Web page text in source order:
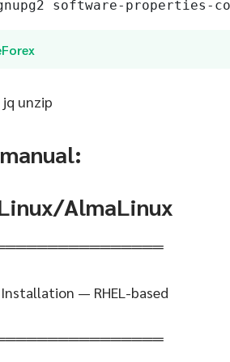
software-properties-
unzip
AlmaLinux
— RHEL-based